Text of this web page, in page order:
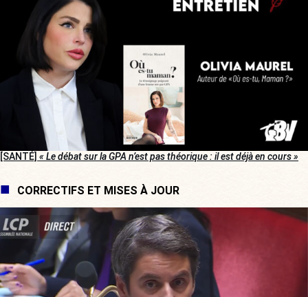
[SANTÉ] « Le débat sur la GPA n’est pas théorique : il est déjà en cours »
CORRECTIFS ET MISES À JOUR